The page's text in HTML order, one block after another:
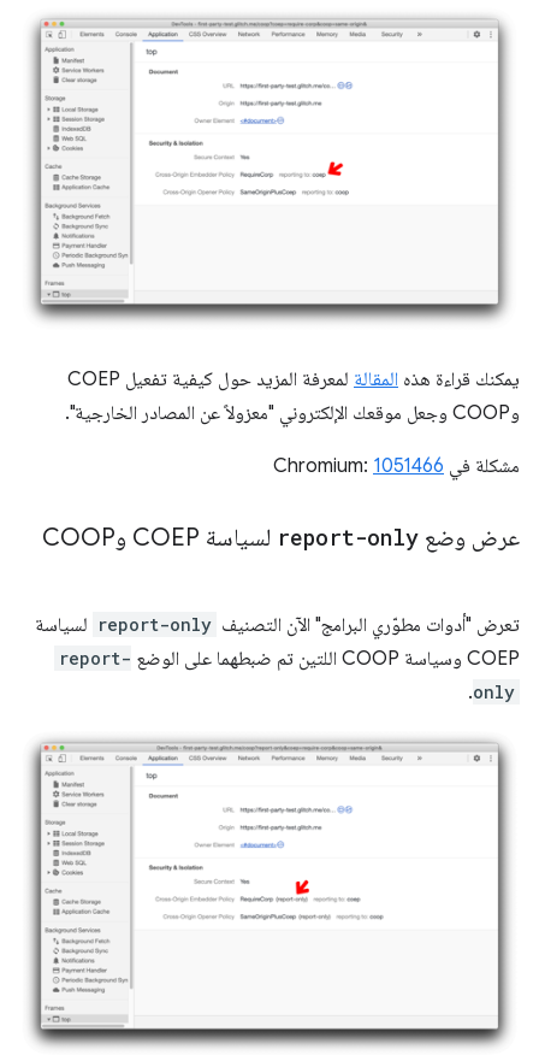
يمكنك قراءة هذه المقالة
لمعرفة المزيد حول كيفية تفعيل COEP
وCOOP وجعل موقعك الإلكتروني "معزولاً عن المصادر الخارجية".
مشكلة في Chromium: 1051466
عرض وضع report-only لسياسة COEP وCOOP
تعرض "أدوات مطوّري البرامج" الآن التصنيف report-only لسياسة
COEP وسياسة COOP اللتين تم ضبطهما على الوضع
report-
only
.